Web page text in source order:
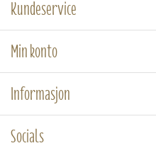
Kundeservice
Min konto
Informasjon
Socials